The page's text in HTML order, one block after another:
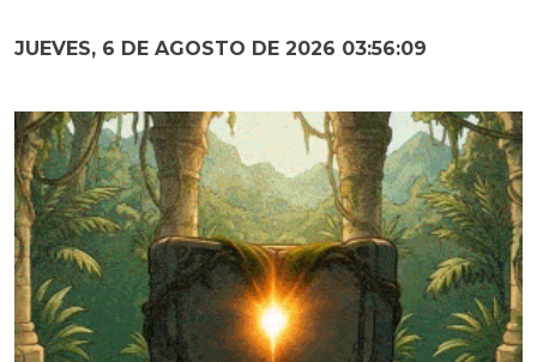
JUEVES, 6 DE AGOSTO DE 2026 03:56:11